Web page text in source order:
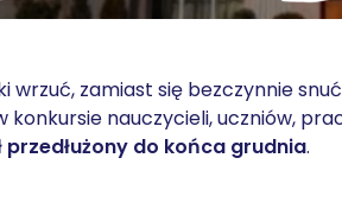
wrzuć, zamiast się bezczynnie
konkursie nauczycieli, uczniów,
przedłużony do końca grudnia.